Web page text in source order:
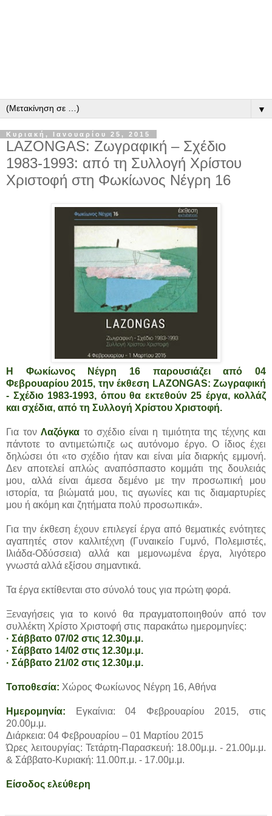
▼
Κυριακή, Ιανουαρίου 25, 2015
LAZONGAS: Ζωγραφική – Σχέδιο
1983-1993: από τη Συλλογή Χρίστου
Χριστοφή στη Φωκίωνος Νέγρη 16
H Φωκίωνος Νέγρη 16 παρουσιάζει από 04
Φεβρουαρίου 2015, την έκθεση LAZONGAS: Ζωγραφική
- Σχέδιο 1983-1993, όπου θα εκτεθούν 25 έργα, κολλάζ
και σχέδια, από τη Συλλογή Χρίστου Χριστοφή.
Για τον Λαζόγκα το σχέδιο είναι η τιμιότητα της τέχνης και
πάντοτε το αντιμετώπιζε ως αυτόνομο έργο. Ο ίδιος έχει
δηλώσει ότι «το σχέδιο ήταν και είναι μία διαρκής εμμονή.
Δεν αποτελεί απλώς αναπόσπαστο κομμάτι της δουλειάς
μου, αλλά είναι άμεσα δεμένο με την προσωπική μου
ιστορία, τα βιώματά μου, τις αγωνίες και τις διαμαρτυρίες
μου ή ακόμη και ζητήματα πολύ προσωπικά».
Για την έκθεση έχουν επιλεγεί έργα από θεματικές ενότητες
αγαπητές στον καλλιτέχνη (Γυναικείο Γυμνό, Πολεμιστές,
Ιλιάδα-Οδύσσεια) αλλά και μεμονωμένα έργα, λιγότερο
γνωστά αλλά εξίσου σημαντικά.
Τα έργα εκτίθενται στο σύνολό τους για πρώτη φορά.
Ξεναγήσεις για το κοινό θα πραγματοποιηθούν από τον
συλλέκτη Χρίστο Χριστοφή στις παρακάτω ημερομηνίες:
· Σάββατο 07/02 στις 12.30μ.μ.
· Σάββατο 14/02 στις 12.30μ.μ.
· Σάββατο 21/02 στις 12.30μ.μ.
Τοποθεσία: Χώρος Φωκίωνος Νέγρη 16, Αθήνα
Ημερομηνία:
Εγκαίνια: 04 Φεβρουαρίου 2015, στις
20.00μ.μ.
Διάρκεια: 04 Φεβρουαρίου – 01 Μαρτίου 2015
Ώρες λειτουργίας: Τετάρτη-Παρασκευή: 18.00μ.μ. - 21.00μ.μ.
& Σάββατο-Κυριακή: 11.00π.μ. - 17.00μ.μ.
Είσοδος ελεύθερη